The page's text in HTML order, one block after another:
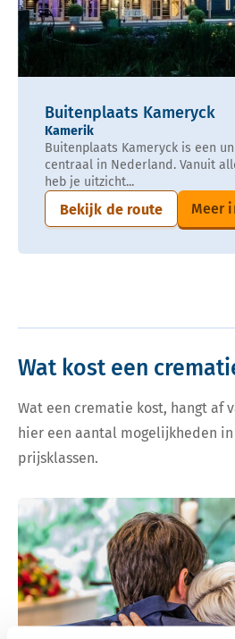
Buitenplaats Kameryck
Kamerik
Buitenplaats Kameryck is een
centraal in Nederland. Vanuit
heb je uitzicht...
Bekijk de route Meer
Wat kost een
Wat een crematie kost, hangt af
hier een aantal mogelijkheden
prijsklassen.
Bekijk tarieven voor crematie